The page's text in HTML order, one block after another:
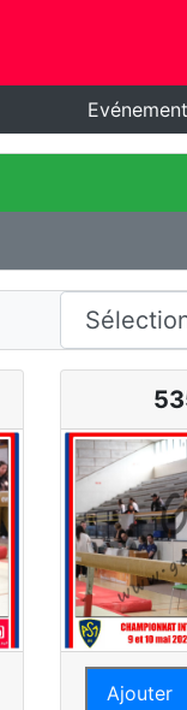
Ajouter